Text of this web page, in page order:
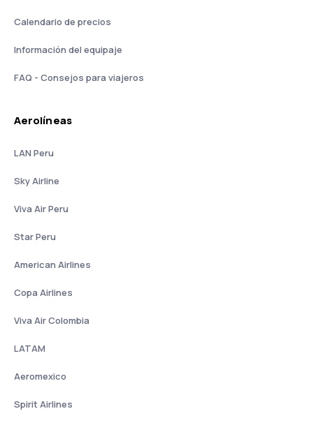
Calendario de precios
Información del equipaje
FAQ - Consejos para viajeros
Aerolíneas
LAN Peru
Sky Airline
Viva Air Peru
Star Peru
American Airlines
Copa Airlines
Viva Air Colombia
LATAM
Aeromexico
Spirit Airlines